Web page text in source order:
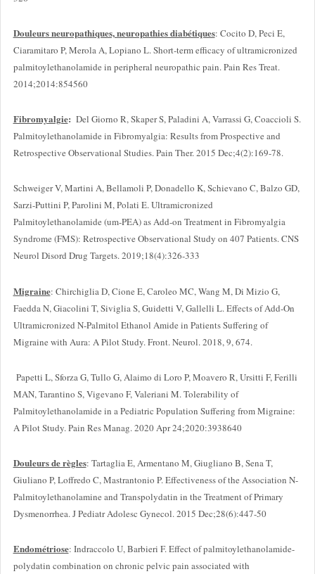
Douleurs neuropathiques, neuropathies diabétiques: Cocito D, Peci E,
Ciaramitaro P, Merola A, Lopiano L. Short-term efficacy of ultramicronized
palmitoylethanolamide in peripheral neuropathic pain. Pain Res Treat.
2014;2014:854560
Fibromyalgie: Del Giorno R, Skaper S, Paladini A, Varrassi G, Coaccioli S.
Palmitoylethanolamide in Fibromyalgia: Results from Prospective and
Retrospective Observational Studies. Pain Ther. 2015 Dec;4(2):169-78.
Schweiger V, Martini A, Bellamoli P, Donadello K, Schievano C, Balzo GD,
Sarzi-Puttini P, Parolini M, Polati E. Ultramicronized
Palmitoylethanolamide (um-PEA) as Add-on Treatment in Fibromyalgia
Syndrome (FMS): Retrospective Observational Study on 407 Patients. CNS
Neurol Disord Drug Targets. 2019;18(4):326-333
Migraine: Chirchiglia D, Cione E, Caroleo MC, Wang M, Di Mizio G,
Faedda N, Giacolini T, Siviglia S, Guidetti V, Gallelli L. Effects of Add-On
Ultramicronized N-Palmitol Ethanol Amide in Patients Suffering of
Migraine with Aura: A Pilot Study. Front. Neurol. 2018, 9, 674.
Papetti L, Sforza G, Tullo G, Alaimo di Loro P, Moavero R, Ursitti F, Ferilli
MAN, Tarantino S, Vigevano F, Valeriani M. Tolerability of
Palmitoylethanolamide in a Pediatric Population Suffering from Migraine:
A Pilot Study. Pain Res Manag. 2020 Apr 24;2020:3938640
Douleurs de règles: Tartaglia E, Armentano M, Giugliano B, Sena T,
Giuliano P, Loffredo C, Mastrantonio P. Effectiveness of the Association N-
Palmitoylethanolamine and Transpolydatin in the Treatment of Primary
Dysmenorrhea. J Pediatr Adolesc Gynecol. 2015 Dec;28(6):447-50
Endométriose: Indraccolo U, Barbieri F. Effect of palmitoylethanolamide-
polydatin combination on chronic pelvic pain associated with